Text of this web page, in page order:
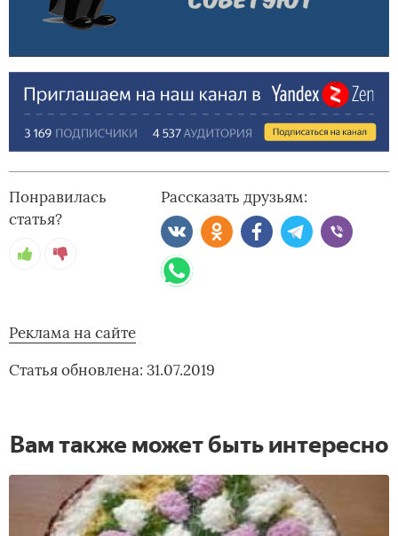
Понравилась
статья?
Рассказать друзьям:
Реклама на сайте
Статья обновлена: 31.07.2019
Вам также может быть интересно